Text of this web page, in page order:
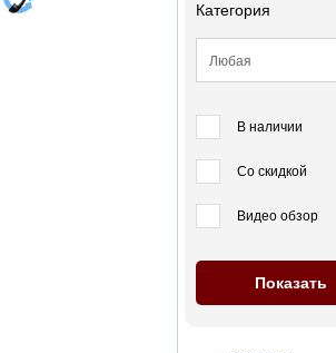
Категория
В наличии
Со скидкой
Видео обзор